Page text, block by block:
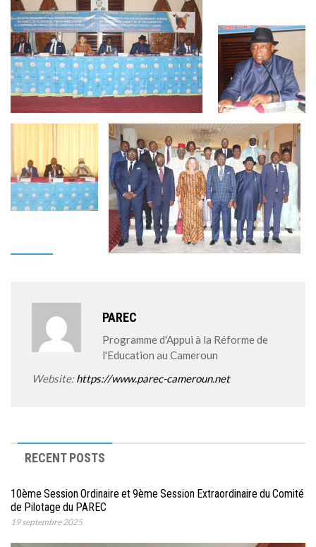
PAREC
Programme d'Appui à la Réforme de
l'Education au Cameroun
Website:https://www.parec-cameroun.net
RECENT POSTS
10ème Session Ordinaire et 9ème Session Extraordinaire du Comité
de Pilotage du PAREC
19 septembre 2025